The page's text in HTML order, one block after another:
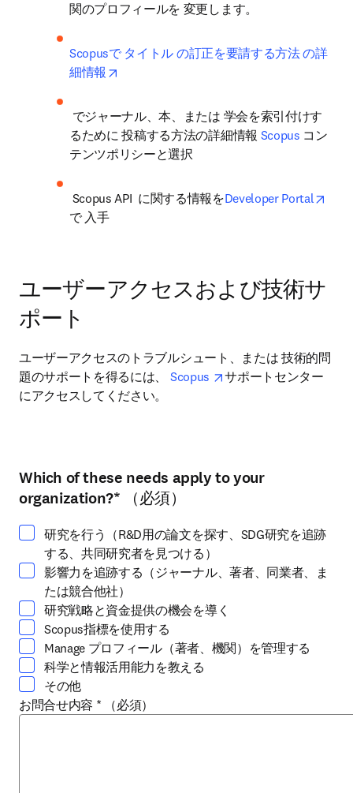
関のプロフィールを 変更します。
Scopusで タイトル の訂正を要請する方法 の詳
細情報
でジャーナル、本、または 学会を索引付けす
るために 投稿する方法の詳細情報 Scopus コン
テンツポリシーと選択
Scopus API  に関する情報をDeveloper Portal
で 入手
​ユーザーアクセスおよび技術サ
ポート​
ユーザーアクセスのトラブルシュート、または 技術的問
題のサポートを得るには、 Scopus opens in new tab/
サポートセンター
にアクセスしてください​。
少なくとも1つ選択してください
Which of these needs apply to your
organization?* （必須）
研究を行う（R&D用の論文を探す、SDG研究を追跡
する、共同研究者を見つける）
影響力を追跡する（ジャーナル、著者、同業者、ま
たは競合他社）
研究戦略と資金提供の機会を導く
Scopus指標を使用する
Manage プロフィール（著者、機関）を管理する
科学と情報活用能力を教える
その他
お問合せ内容 * （必須）